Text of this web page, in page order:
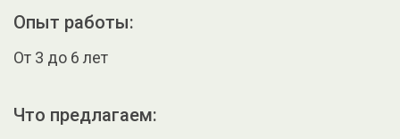
Опыт работы:
От 3 до 6 лет
Что предлагаем: